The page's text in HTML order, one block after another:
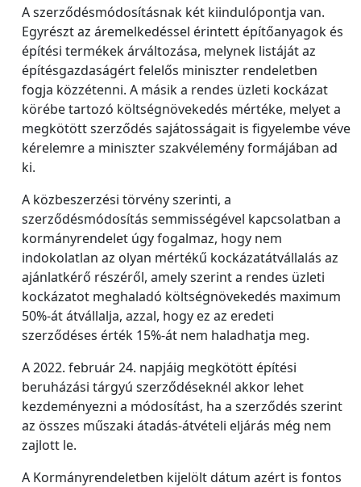
A szerződésmódosításnak két kiindulópontja van.
Egyrészt az áremelkedéssel érintett építőanyagok és
építési termékek árváltozása, melynek listáját az
építésgazdaságért felelős miniszter rendeletben
fogja közzétenni. A másik a rendes üzleti kockázat
körébe tartozó költségnövekedés mértéke, melyet a
megkötött szerződés sajátosságait is figyelembe véve
kérelemre a miniszter szakvélemény formájában ad
ki.
A közbeszerzési törvény szerinti, a
szerződésmódosítás semmisségével kapcsolatban a
kormányrendelet úgy fogalmaz, hogy nem
indokolatlan az olyan mértékű kockázatátvállalás az
ajánlatkérő részéről, amely szerint a rendes üzleti
kockázatot meghaladó költségnövekedés maximum
50%-át átvállalja, azzal, hogy ez az eredeti
szerződéses érték 15%-át nem haladhatja meg.
A 2022. február 24. napjáig megkötött építési
beruházási tárgyú szerződéseknél akkor lehet
kezdeményezni a módosítást, ha a szerződés szerint
az összes műszaki átadás-átvételi eljárás még nem
zajlott le.
A Kormányrendeletben kijelölt dátum azért is fontos